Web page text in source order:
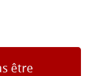
être